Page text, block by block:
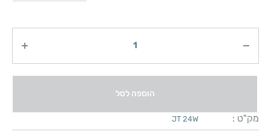
הוספה לסל
מק"ט : JT 24W